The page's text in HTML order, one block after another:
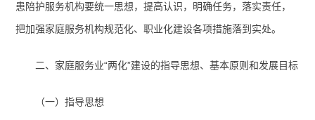
患陪护服务机构要统一思想，提高认识，明确任务，落实责任，
把加强家庭服务机构规范化、职业化建设各项措施落到实处。
二、家庭服务业“两化”建设的指导思想、基本原则和发展目标
（一）指导思想